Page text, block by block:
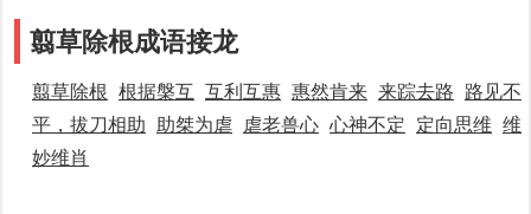
翦草除根成语接龙
翦草除根 根据槃互 互利互惠 惠然肯来 来踪去路
路见不
平，拔刀相助
助桀为虐 虐老兽心 心神不定 定向思维 维
妙维肖